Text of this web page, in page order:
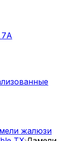
7А
жалюзи